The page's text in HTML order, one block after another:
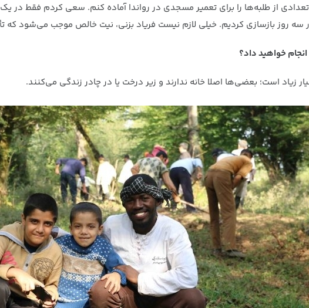
از طلبه‌ها را برای تعمیر مسجدی در رواندا آماده کنم. سعی کردم فقط در
روز بازسازی کردیم. خیلی لازم نیست فریاد بزنی، نیت خالص موجب می‌شود که
خواهید داد؟
است؛ بعضی‌ها اصلا خانه ندارند و زیر درخت یا در چادر زندگی می‌کنند.